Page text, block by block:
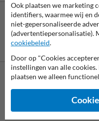
Neem contact op
We zijn vandaag
Ook plaatsen we marketing
identifiers, waarmee wij en
niet-gepersonaliseerde
(advertentiepersonalisatie).
cookiebeleid.
Door op "Cookies
instellingen van alle
plaatsen we alleen